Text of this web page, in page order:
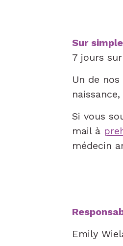
Sur
7 jours
Un de
Si vous
mail à
médecin
Emily